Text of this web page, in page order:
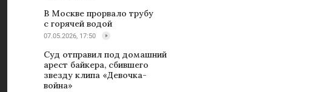
В Москве прорвало трубу
с горячей водой
07.05.2026, 17:50
Суд отправил под домашний
арест байкера, сбившего
звезду клипа «Девочка-
война»